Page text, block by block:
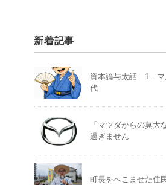
新着記事
資本論与太話 1．マ
代
「マツダからの莫大
過ぎません
町長をへこませた住